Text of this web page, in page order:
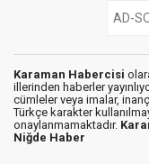
Karaman Habercisi
illerinden haberler
cümleler veya imalar,
Türkçe karakter
onaylanmamaktadır.
Niğde Haber